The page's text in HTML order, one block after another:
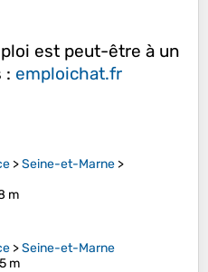
est peut-être à un
: emploichat.fr
>Seine-et-Marne >
m
>Seine-et-Marne
m